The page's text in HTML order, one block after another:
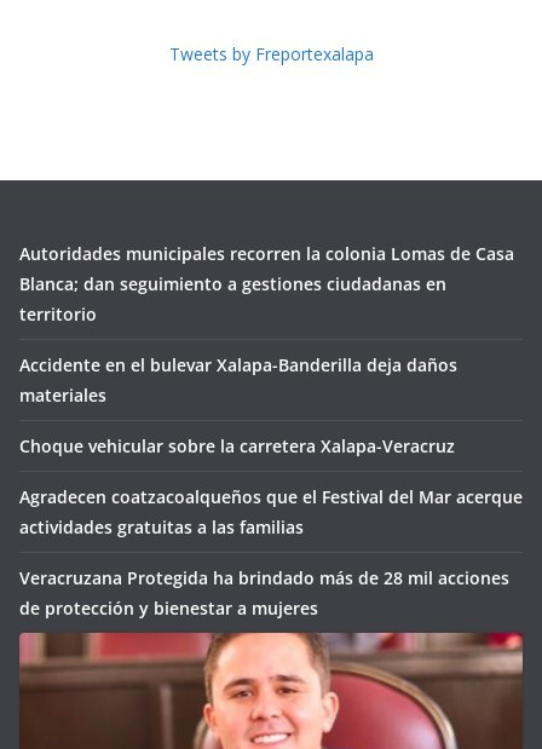
Tweets by Freportexalapa
Autoridades municipales recorren la colonia Lomas de Casa
Blanca; dan seguimiento a gestiones ciudadanas en
territorio
Accidente en el bulevar Xalapa-Banderilla deja daños
materiales
Choque vehicular sobre la carretera Xalapa-Veracruz
Agradecen coatzacoalqueños que el Festival del Mar acerque
actividades gratuitas a las familias
Veracruzana Protegida ha brindado más de 28 mil acciones
de protección y bienestar a mujeres